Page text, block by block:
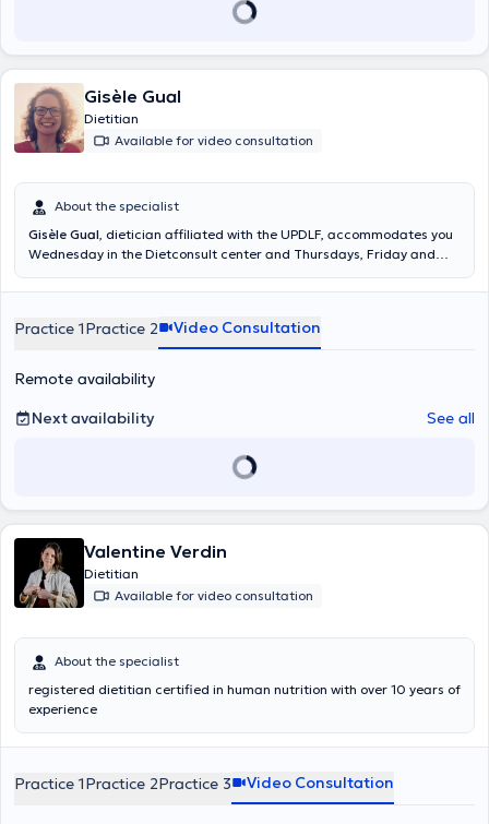
Gisèle Gual
Dietitian
Available for video consultation
About the specialist
Gisèle Gual, dietician affiliated with the UPDLF, accommodates you
Wednesday in the Dietconsult center and Thursdays, Friday and
consultations via Skype or consulting on many subjects related to
Practice 1Practice 2 Video Consultation
Remote availability
Next availability
See all
Valentine Verdin
Dietitian
Available for video consultation
About the specialist
registered dietitian certified in human nutrition with over 10 years of
experience
Practice 1Practice 2Practice 3 Video Consultation